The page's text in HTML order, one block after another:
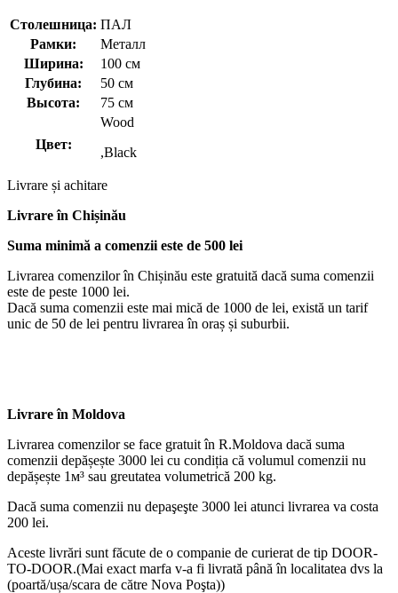
Столешница: ПАЛ
Рамки:
Металл
Ширина:
100 см
Глубина:
50 см
Высота:
75 см
Цвет:
Wood
,Black
Livrare și achitare
Livrareîn Chișinău
Suma minimă a comenzii este de 500 lei
Livrarea comenzilor în Chișinău este gratuită dacă suma comenzii
este de peste 1000 lei.
Dacă suma comenzii este mai mică de 1000 de lei, există un tarif
unic de 50 de lei pentru livrarea în oraș și suburbii.
Livrare în Moldova
Livrarea comenzilor se face gratuit în R.Moldova dacă suma
comenzii depășește 3000 lei cu condiția că volumul comenzii nu
depășește 1м³ sau greutatea volumetrică 200 kg.
Dacă suma comenzii nu depaşeşte 3000 lei atunci livrarea va costa
200 lei.
Aceste livrări sunt făcute de o companie de curierat de tip DOOR-
TO-DOOR.(Mai exact marfa v-a fi livrată până în localitatea dvs la
(poartă/ușa/scara de către Nova Poşta))